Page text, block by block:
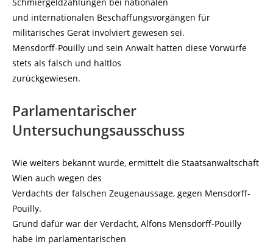
und internationalen Beschaffungsvorgängen für
militärisches Gerät involviert gewesen sei.
Mensdorff-Pouilly und sein Anwalt hatten diese Vorwürfe
stets als falsch und haltlos
zurückgewiesen.
Parlamentarischer
Untersuchungsausschuss
Wie weiters bekannt wurde, ermittelt die Staatsanwaltschaft
Wien auch wegen des
Verdachts der falschen Zeugenaussage, gegen Mensdorff-
Pouilly.
Grund dafür war der Verdacht, Alfons Mensdorff-Pouilly
habe im parlamentarischen